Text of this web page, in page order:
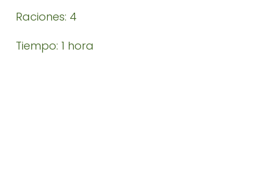
Raciones: 4
Tiempo: 1 hora